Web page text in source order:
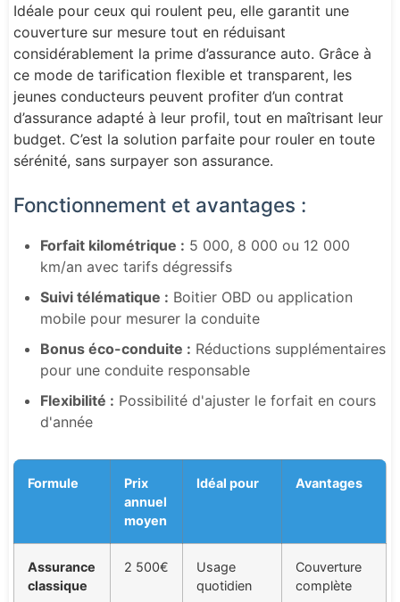
Idéale pour ceux qui roulent peu, elle garantit une
couverture sur mesure tout en réduisant
considérablement la prime d’assurance auto. Grâce à
ce mode de tarification flexible et transparent, les
jeunes conducteurs peuvent profiter d’un contrat
d’assurance adapté à leur profil, tout en maîtrisant leur
budget. C’est la solution parfaite pour rouler en toute
sérénité, sans surpayer son assurance.
Fonctionnement et avantages :
Forfait kilométrique : 5 000, 8 000 ou 12 000
km/an avec tarifs dégressifs
Suivi télématique : Boitier OBD ou application
mobile pour mesurer la conduite
Bonus éco-conduite : Réductions supplémentaires
pour une conduite responsable
Flexibilité : Possibilité d'ajuster le forfait en cours
d'année
Formule
Prix
annuel
moyen
Idéal pour Avantages
Assurance
classique
2 500€
Usage
quotidien
Couverture
complète